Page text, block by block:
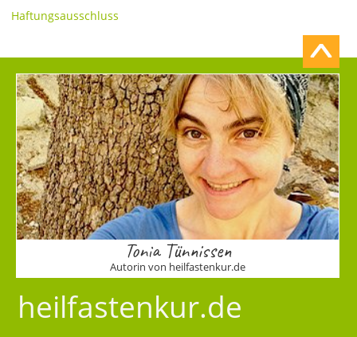
Haftungsausschluss
Tonia Tünnissen
Autorin von heilfastenkur.de
heilfastenkur.de